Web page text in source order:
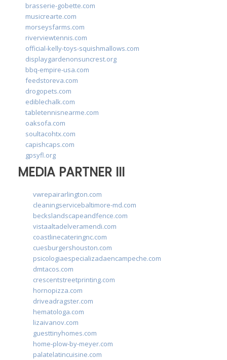
brasserie-gobette.com
musicrearte.com
morseysfarms.com
riverviewtennis.com
official-kelly-toys-squishmallows.com
displaygardenonsuncrest.org
bbq-empire-usa.com
feedstoreva.com
drogopets.com
ediblechalk.com
tabletennisnearme.com
oaksofa.com
soultacohtx.com
capishcaps.com
gpsyfl.org
MEDIA PARTNER III
vwrepairarlington.com
cleaningservicebaltimore-md.com
beckslandscapeandfence.com
vistaaltadelveramendi.com
coastlinecateringnc.com
cuesburgershouston.com
psicologiaespecializadaencampeche.com
dmtacos.com
crescentstreetprinting.com
hornopizza.com
driveadragster.com
hematologa.com
lizaivanov.com
guesttinyhomes.com
home-plow-by-meyer.com
palatelatincuisine.com